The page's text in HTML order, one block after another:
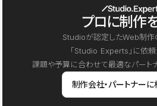
プロに制作
Studioが認定したWeb制作
「Studio Experts」に依頼
課題や予算に合わせて最適なパート
制作会社・パートナーに